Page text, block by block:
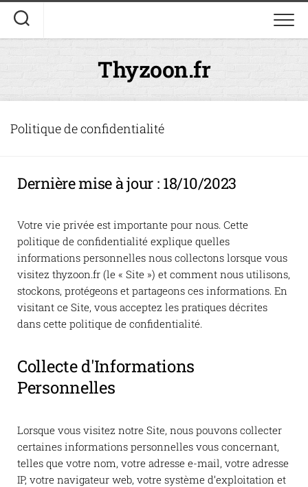
Thyzoon.fr
Politique de confidentialité
Dernière mise à jour : 18/10/2023
Votre vie privée est importante pour nous. Cette
politique de confidentialité explique quelles
informations personnelles nous collectons lorsque vous
visitez thyzoon.fr (le « Site ») et comment nous utilisons,
stockons, protégeons et partageons ces informations. En
visitant ce Site, vous acceptez les pratiques décrites
dans cette politique de confidentialité.
Collecte d'Informations
Personnelles
Lorsque vous visitez notre Site, nous pouvons collecter
certaines informations personnelles vous concernant,
telles que votre nom, votre adresse e-mail, votre adresse
IP, votre navigateur web, votre système d’exploitation et